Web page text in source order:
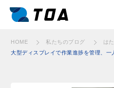
HOME 私たちのブログ
は